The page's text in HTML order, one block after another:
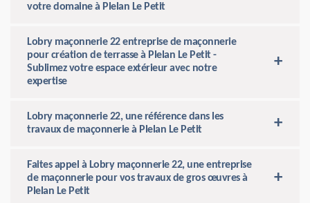
votre domaine à Plelan Le Petit
Lobry maçonnerie 22 entreprise de maçonnerie
pour création de terrasse à Plelan Le Petit -
Sublimez votre espace extérieur avec notre
expertise
Lobry maçonnerie 22, une référence dans les
travaux de maçonnerie à Plelan Le Petit
Faites appel à Lobry maçonnerie 22, une entreprise
de maçonnerie pour vos travaux de gros œuvres à
Plelan Le Petit